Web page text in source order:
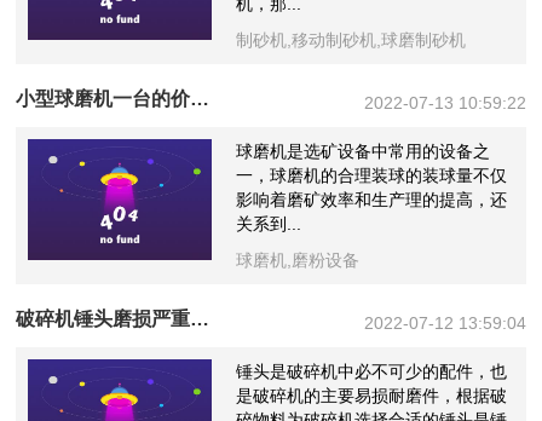
制砂机,移动制砂机,球磨制砂机
小型球磨机一台的价格？ 2022-07-13 10:59:22
球磨机是选矿设备中常用的设备之
一，球磨机的合理装球的装球量不仅
影响着磨矿效率和生产理的提高，还
关系到...
球磨机,磨粉设备
破碎机锤头磨损严重的原因以及如何延长使用寿命 2022-07-12 13:59:04
锤头是破碎机中必不可少的配件，也
是破碎机的主要易损耐磨件，根据破